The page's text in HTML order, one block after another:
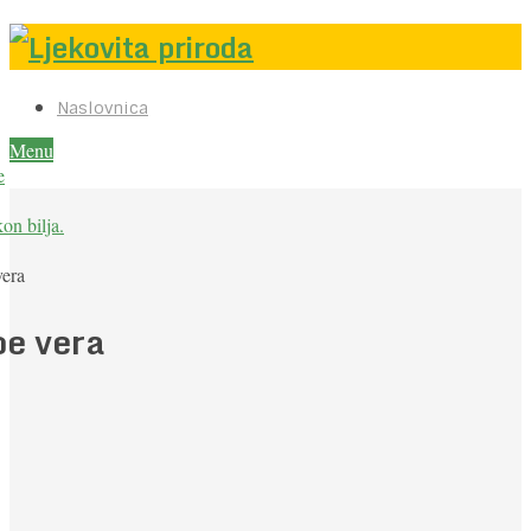
Naslovnica
Menu
bilja.
vera